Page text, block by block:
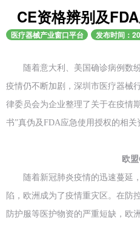
CE资格辨别及
医疗器械产业窗口平台 发布时间：
随着意大利、美国确诊病例数
疫情仍不断加剧，深圳市医疗器械
律委员会为企业整理了关于在疫情
书”真伪及FDA应急使用授权的相关
欧
随着新冠肺炎疫情的迅速蔓延，
陷，欧洲成为了疫情重灾区。在防
防护服等医护物资的严重短缺，欧